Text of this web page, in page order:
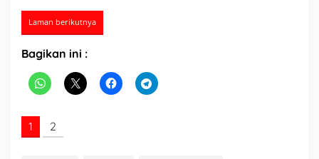
Laman berikutnya
Bagikan ini :
1 2